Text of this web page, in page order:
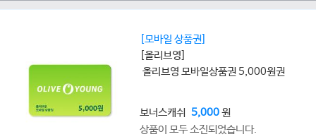
[모바일 상품권]
[올리브영]
올리브영 모바일상품권 5,000원권
보너스캐쉬 5,000원
상품이 모두 소진되었습니다.